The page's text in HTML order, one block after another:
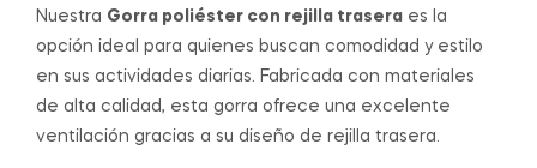
Nuestra Gorra poliéster con rejilla trasera es la
opción ideal para quienes buscan comodidad y estilo
en sus actividades diarias. Fabricada con materiales
de alta calidad, esta gorra ofrece una excelente
ventilación gracias a su diseño de rejilla trasera.